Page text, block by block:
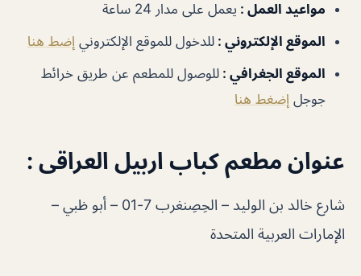
مواعيد العمل : يعمل على مدار 24 ساعة
الموقع الإلكتروني : للدخول للموقع الإلكتروني إضط هنا
الموقع الجغرافي : للوصول للمطعم عن طريق خرائط
جوجل إضغط هنا
عنوان مطعم كباب اربيل العراقى :
شارع خالد بن الوليد – الحِصِنغرب 7-01 – أبو ظبي –
الإمارات العربية المتحدة